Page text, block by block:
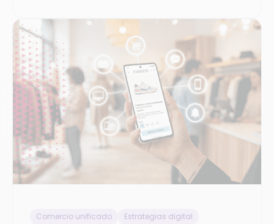
Comercio unificado Estrategias digital